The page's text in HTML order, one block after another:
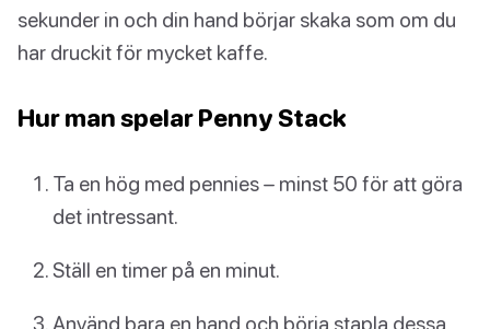
sekunder in och din hand börjar skaka som om du
har druckit för mycket kaffe.
Hur man spelar Penny Stack
Ta en hög med pennies – minst 50 för att göra
det intressant.
Ställ en timer på en minut.
Använd bara en hand och börja stapla dessa